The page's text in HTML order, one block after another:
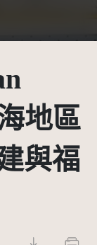
地區
與福